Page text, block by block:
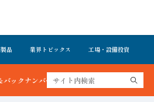
品 業界トピックス 工場・設備投資
ーを無料で公開中 詳細はこちら